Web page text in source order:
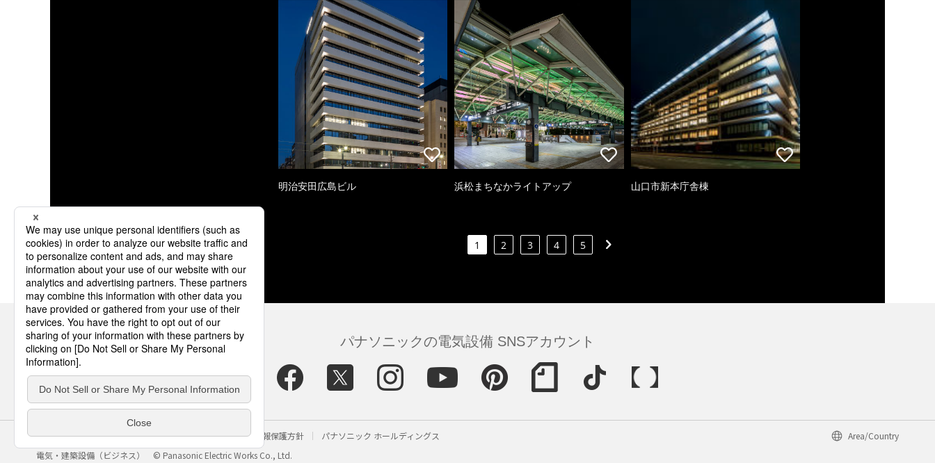
明治安田広島ビル 浜松まちなかライトアップ 山口市新本庁舎棟
1 2 3 4 5
パナソニックの電気設備 SNSアカウント
サイトのご利用にあたって クッキーポリシー 個人情報保護方針 パナソニック ホールディングス
Area/Country
電気・建築設備（ビジネス）
© Panasonic Electric Works Co., Ltd.